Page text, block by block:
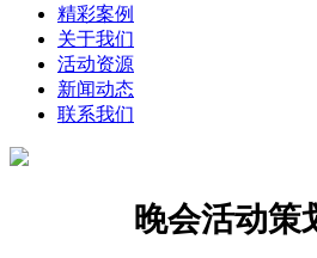
精彩案例
关于我们
活动资源
新闻动态
联系我们
晚会活动策